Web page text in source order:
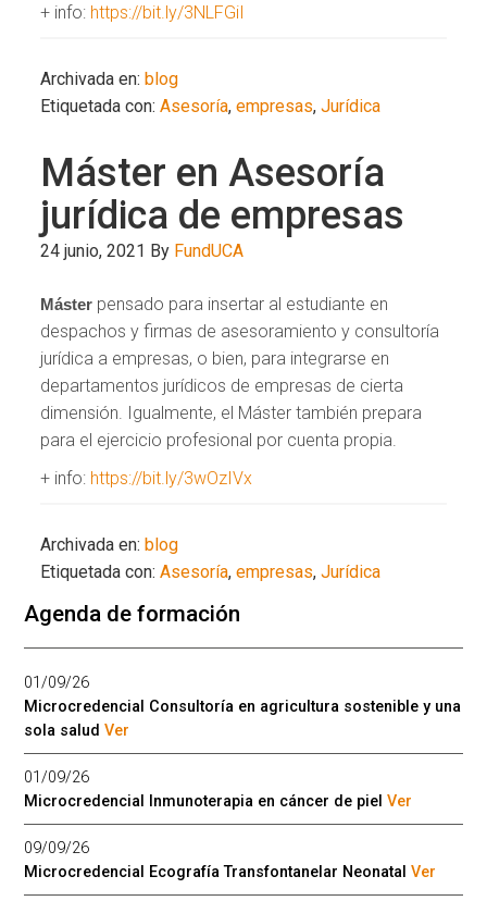
+ info: https://bit.ly/3NLFGiI
Archivada en:blog
Etiquetada con:Asesoría,empresas,Jurídica
Máster en Asesoría
jurídica de empresas
24 junio, 2021 By FundUCA
Máster pensado para insertar al estudiante en
despachos y firmas de asesoramiento y consultoría
jurídica a empresas, o bien, para integrarse en
departamentos jurídicos de empresas de cierta
dimensión. Igualmente, el Máster también prepara
para el ejercicio profesional por cuenta propia.
+ info: https://bit.ly/3wOzIVx
Archivada en:blog
Etiquetada con:Asesoría,empresas,Jurídica
Agenda de formación
01/09/26
Microcredencial Consultoría en agricultura sostenible y una
sola saludVer
01/09/26
Microcredencial Inmunoterapia en cáncer de pielVer
09/09/26
Microcredencial Ecografía Transfontanelar NeonatalVer